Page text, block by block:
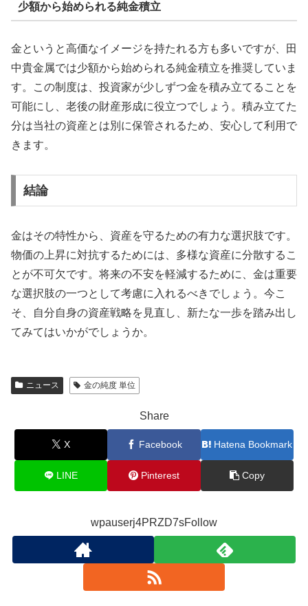
少額から始められる純金積立
金というと高価なイメージを持たれる方も多いですが、田
中貴金属では少額から始められる純金積立を推奨していま
す。この制度は、投資家が少しずつ金を積み立てることを
可能にし、老後の財産形成に役立つでしょう。積み立てた
分は当社の資産とは別に保管されるため、安心して利用で
きます。
結論
金はその特性から、資産を守るための有力な選択肢です。
物価の上昇に対抗するためには、多様な資産に分散するこ
とが不可欠です。将来の不安を軽減するために、金は重要
な選択肢の一つとして考慮に入れるべきでしょう。今こ
そ、自分自身の資産戦略を見直し、新たな一歩を踏み出し
てみてはいかがでしょうか。
ニュース 金の純度 単位
Share
X Facebook Hatena Bookmark
LINE Pinterest Copy
wpauserj4PRZD7sFollow